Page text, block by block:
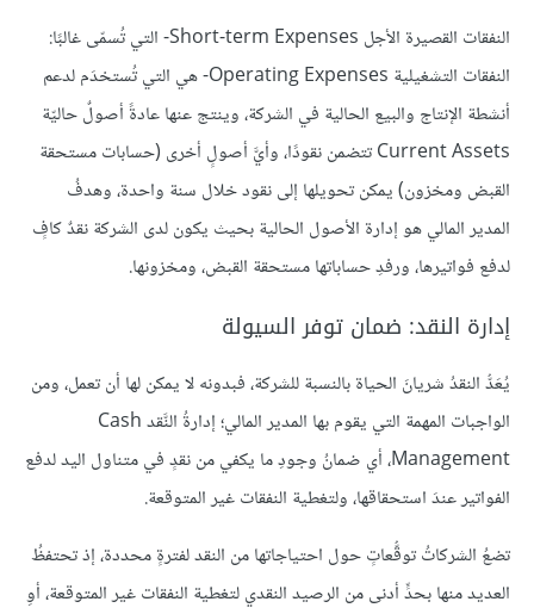
النفقات القصيرة الأجل Short-term Expenses- التي تُسمّى غالبًا:
النفقات التشغيلية Operating Expenses- هي التي تُستخدَم لدعم
أنشطة الإنتاج والبيع الحالية في الشركة، وينتج عنها عادةً أصولٌ حاليّة
Current Assets تتضمن نقودًا، وأيَّ أصولٍ أخرى (حسابات مستحقة
القبض ومخزون) يمكن تحويلها إلى نقود خلال سنة واحدة، وهدفُ
المدير المالي هو إدارة الأصول الحالية بحيث يكون لدى الشركة نقدٌ كافٍ
لدفع فواتيرها، ورفدِ حساباتها مستحقة القبض، ومخزونها.
إدارة النقد: ضمان توفر السيولة
يُعَدُّ النقدُ شريانَ الحياة بالنسبة للشركة، فبدونه لا يمكن لها أن تعمل، ومن
الواجبات المهمة التي يقوم بها المدير المالي؛ إدارةُ النَّقد Cash
Management، أي ضمانُ وجودِ ما يكفي من نقدٍ في متناول اليد لدفع
الفواتير عندَ استحقاقها، ولتغطية النفقات غير المتوقعة.
تضعُ الشركاتُ توقُّعاتٍ حول احتياجاتها من النقد لفترةٍ محددة، إذ تحتفظُ
العديد منها بحدٍّ أدنى من الرصيد النقدي لتغطية النفقات غير المتوقعة، أوِ